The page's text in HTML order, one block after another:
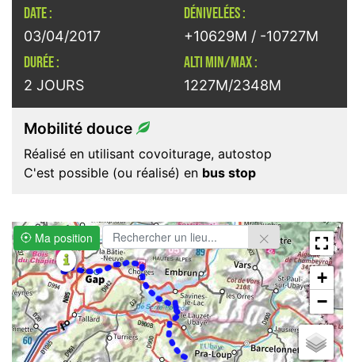
DATE :
03/04/2017
DURÉE :
2 JOURS
DÉNIVELÉES :
+10629M / -10727M
ALTI MIN/MAX :
1227M/2348M
Mobilité douce
Réalisé en utilisant covoiturage, autostop
C'est possible (ou réalisé) en bus stop
Ma position
+
−